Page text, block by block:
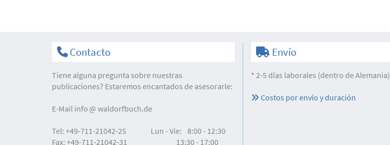
Contacto
Tiene alguna pregunta sobre nuestras
publicaciones? Estaremos encantados de asesorarle:
E-Mail info waldorfbuch.de
Tel: +49-711-21042-25
Fax: +49-711-21042-31
Lun - Vie:
8:00 - 12:30
13:30 - 17:00
Envío
* 2-5 días laborales (dentro de Alemania)
Costos por envío y duración